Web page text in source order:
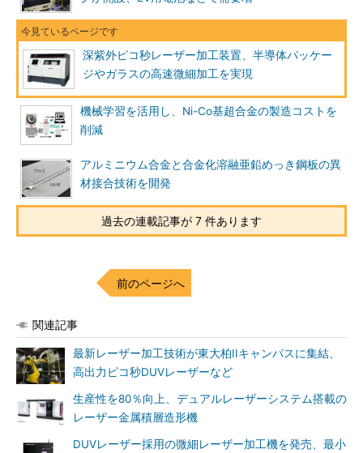
深紫外ピコ秒レーザー加工装置、半導体パッケー
ジやガラスの高速微細加工を実現
機械学習を活用し、Ni-Co基超合金の製造コストを
削減
アルミニウム合金と合金化溶融亜鉛めっき鋼板の異
材接合技術を開発
過去の連載記事が 7 件あります
前のページへ
関連記事
最新レーザー加工技術が東大柏IIキャンパスに集結、
高出力ピコ秒DUVレーザーなど
生産性を80％向上、デュアルレーザーシステム搭載の
レーザー金属積層造形機
DUVレーザー採用の微細レーザー加工機を発売、最小